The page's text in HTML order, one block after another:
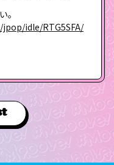
。
idle/RTG5SFA/